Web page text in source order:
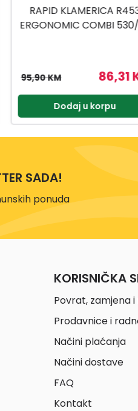
KLAMERICA
2U1 15-50MM
62,96
69,95 KM
Dodaj u korpu
SADA!
ponuda
KORISNIČKA
Povrat, zamjena
Prodavnice i
Načini plaćanja
Načini dostave
FAQ
Kontakt